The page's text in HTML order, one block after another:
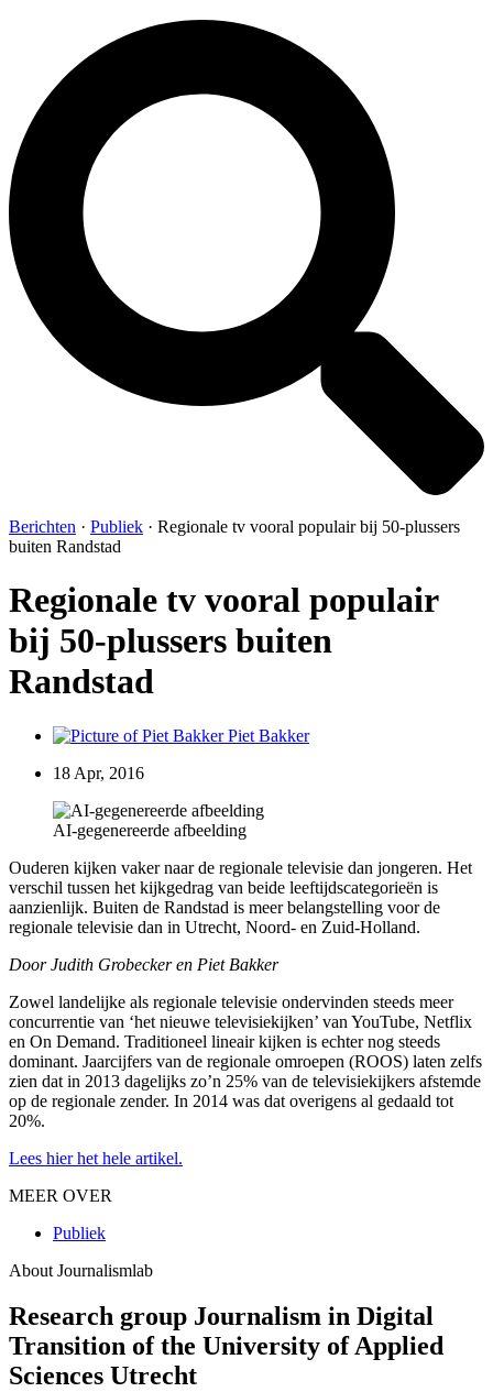
Berichten · Publiek · Regionale tv vooral populair bij 50-plussers
buiten Randstad
Regionale tv vooral populair
bij 50-plussers buiten
Randstad
Piet Bakker
18 Apr, 2016
AI-gegenereerde afbeelding
Ouderen kijken vaker naar de regionale televisie dan jongeren. Het
verschil tussen het kijkgedrag van beide leeftijdscategorieën is
aanzienlijk. Buiten de Randstad is meer belangstelling voor de
regionale televisie dan in Utrecht, Noord- en Zuid-Holland.
Door Judith Grobecker en Piet Bakker
Zowel landelijke als regionale televisie ondervinden steeds meer
concurrentie van ‘het nieuwe televisiekijken’ van YouTube, Netflix
en On Demand. Traditioneel lineair kijken is echter nog steeds
dominant. Jaarcijfers van de regionale omroepen (ROOS) laten zelfs
zien dat in 2013 dagelijks zo’n 25% van de televisiekijkers afstemde
op de regionale zender. In 2014 was dat overigens al gedaald tot
20%.
Lees hier het hele artikel.
MEER OVER
Publiek
About Journalismlab
Research group Journalism in Digital
Transition of the University of Applied
Sciences Utrecht